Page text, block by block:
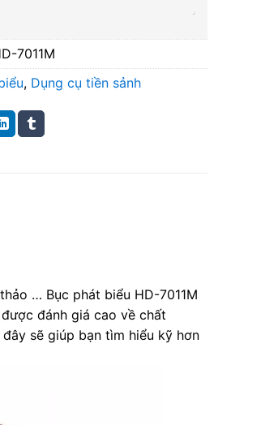
7011M
, Dụng cụ tiền sảnh
… Bục phát biểu HD-7011M
đánh giá cao về chất
sẽ giúp bạn tìm hiểu kỹ hơn